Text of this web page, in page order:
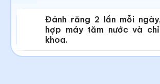
Đánh răng 2 lần mỗi
hợp máy tăm nước và
khoa.